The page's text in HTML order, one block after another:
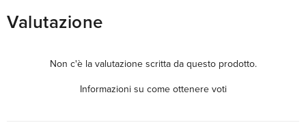
Valutazione
Non c'è la valutazione scritta da questo prodotto.
Informazioni su come ottenere voti